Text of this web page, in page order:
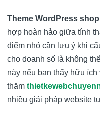
Theme WordPress
hợp hoàn hảo giữa tính
điểm nhỏ cần lưu ý khi
cho doanh số là không
này nếu bạn thấy hữu ích
thăm
nhiều giải pháp website